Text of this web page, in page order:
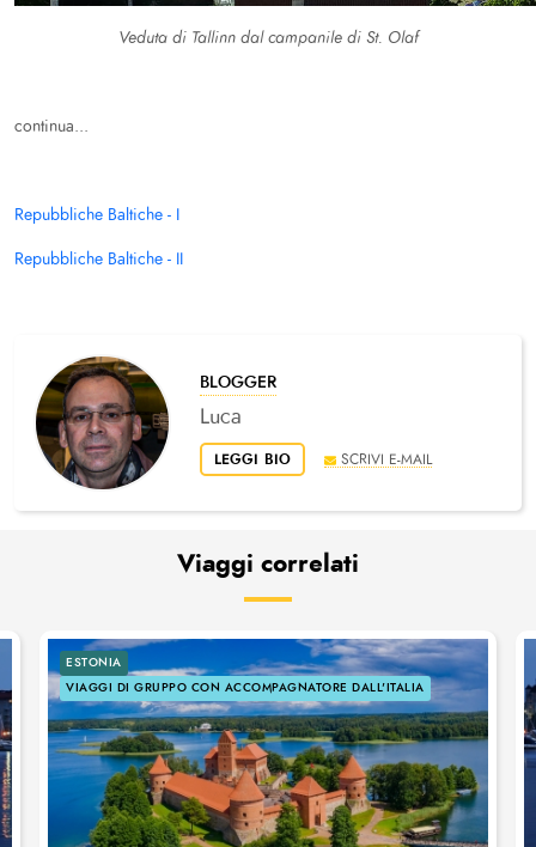
Veduta di Tallinn dal campanile di St. Olaf
continua...
Repubbliche Baltiche - I
Repubbliche Baltiche - II
BLOGGER
Luca
SCRIVI E-MAIL
LEGGI BIO
Viaggi correlati
ESTONIA
VIAGGI DI GRUPPO CON ACCOMPAGNATORE DALL'ITALIA